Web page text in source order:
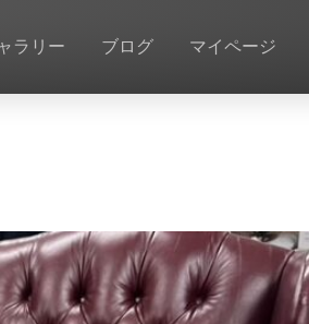
ラリー ブログ マイページ